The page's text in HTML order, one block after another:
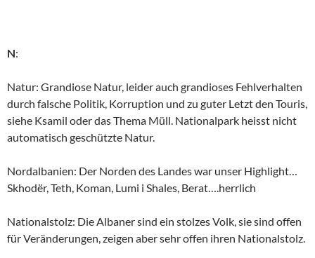
N:
Natur: Grandiose Natur, leider auch grandioses Fehlverhalten
durch falsche Politik, Korruption und zu guter Letzt den Touris,
siehe Ksamil oder das Thema Müll. Nationalpark heisst nicht
automatisch geschützte Natur.
Nordalbanien: Der Norden des Landes war unser Highlight…
Skhodër, Teth, Koman, Lumi i Shales, Berat….herrlich
Nationalstolz: Die Albaner sind ein stolzes Volk, sie sind offen
für Veränderungen, zeigen aber sehr offen ihren Nationalstolz.